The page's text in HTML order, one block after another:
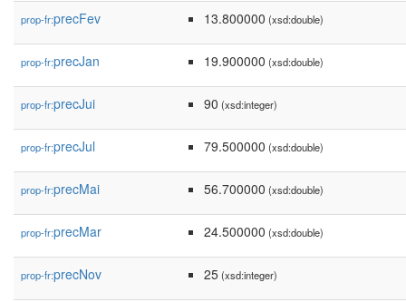
prop-fr:precFev 13.800000 (xsd:double)
prop-fr:precJan 19.900000 (xsd:double)
prop-fr:precJui 90 (xsd:integer)
prop-fr:precJul 79.500000 (xsd:double)
prop-fr:precMai 56.700000 (xsd:double)
prop-fr:precMar 24.500000 (xsd:double)
prop-fr:precNov 25(xsd:integer)